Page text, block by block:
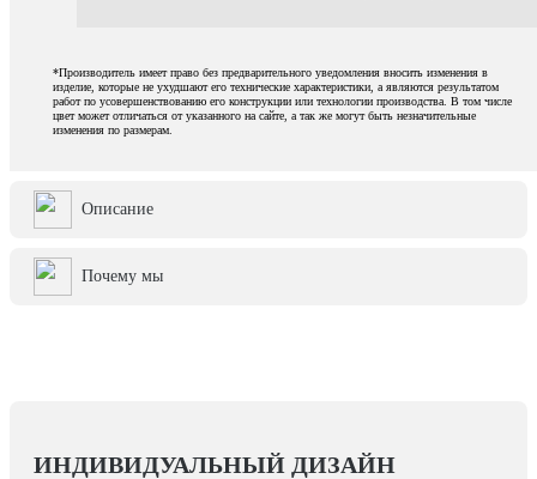
*Производитель имеет право без предварительного уведомления вносить изменения в
изделие, которые не ухудшают его технические характеристики, а являются результатом
работ по усовершенствованию его конструкции или технологии производства. В том числе
цвет может отличаться от указанного на сайте, а так же могут быть незначительные
изменения по размерам.
Описание
Почему мы
ИНДИВИДУАЛЬНЫЙ ДИЗАЙН